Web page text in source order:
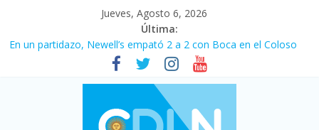
Jueves, Agosto 6, 2026
Última:
En un partidazo, Newell’s empató 2 a 2 con Boca en el Coloso
Vacaciones de invierno con más movimiento y consumo
turístico: 4,6 millones de personas viajaron por el país, un 5,9%
Fuerte caída de la venta de autos usados en julio: bajó un 12,6%